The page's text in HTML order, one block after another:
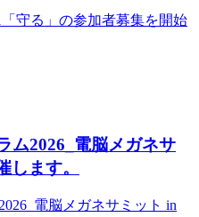
守る」の参加者募集を開始
ム2026_電脳メガネサ
します。
電脳メガネサミット in